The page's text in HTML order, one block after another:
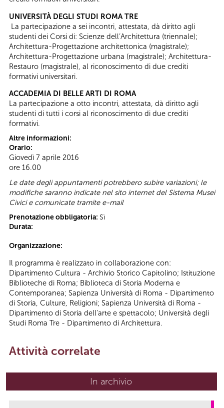
UNIVERSITÀ DEGLI STUDI ROMA TRE
La partecipazione a sei incontri, attestata, dà diritto agli
studenti dei Corsi di: Scienze dell’Architettura (triennale);
Architettura-Progettazione architettonica (magistrale);
Architettura-Progettazione urbana (magistrale); Architettura-
Restauro (magistrale), al riconoscimento di due crediti
formativi universitari.
ACCADEMIA DI BELLE ARTI DI ROMA
La partecipazione a otto incontri, attestata, dà diritto agli
studenti di tutti i corsi al riconoscimento di due crediti
formativi.
Altre informazioni:
Orario:
Giovedì 7 aprile 2016
ore 16.00
Le date degli appuntamenti potrebbero subire variazioni; le
modifiche saranno indicate nel sito internet del Sistema Musei
Civici e comunicate tramite e-mail
Prenotazione obbligatoria: Sì
Durata:
Organizzazione:
Il programma è realizzato in collaborazione con:
Dipartimento Cultura - Archivio Storico Capitolino; Istituzione
Biblioteche di Roma; Biblioteca di Storia Moderna e
Contemporanea; Sapienza Università di Roma - Dipartimento
di Storia, Culture, Religioni; Sapienza Università di Roma -
Dipartimento di Storia dell'arte e spettacolo; Università degli
Studi Roma Tre - Dipartimento di Architettura.
Attività correlate
In archivio